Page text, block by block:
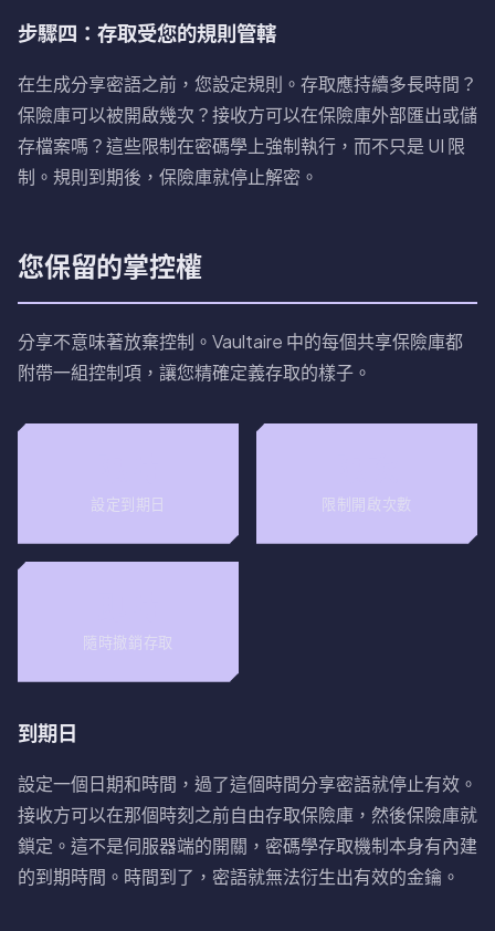
步驟四：存取受您的規則管轄
在生成分享密語之前，您設定規則。存取應持續多長時間？
保險庫可以被開啟幾次？接收方可以在保險庫外部匯出或儲
存檔案嗎？這些限制在密碼學上強制執行，而不只是 UI 限
制。規則到期後，保險庫就停止解密。
您保留的掌控權
分享不意味著放棄控制。Vaultaire 中的每個共享保險庫都
附帶一組控制項，讓您精確定義存取的樣子。
設定到期日 限制開啟次數
隨時撤銷存取
到期日
設定一個日期和時間，過了這個時間分享密語就停止有效。
接收方可以在那個時刻之前自由存取保險庫，然後保險庫就
鎖定。這不是伺服器端的開關，密碼學存取機制本身有內建
的到期時間。時間到了，密語就無法衍生出有效的金鑰。